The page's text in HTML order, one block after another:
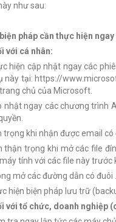
như sau:
pháp cần thực hiện ngay
với cá nhân:
hiện cập nhật ngay các
này tại: https://
chủ của Microsoft.
nhật ngay các chương trình
trọng khi nhận được email
thận trọng khi mở các file
tính với các file này trước
mở các đường dẫn có
hiện biện pháp lưu trữ
với tổ chức, doanh nghiệp